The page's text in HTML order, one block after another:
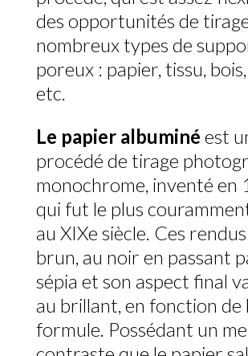
des opportunités de
nombreux types de
poreux : papier, tissu,
etc.
Le papier albuminé est
procédé de tirage
monochrome, inventé en
qui fut le plus
au XIXe siècle. Ces
brun, au noir en passant
sépia et son aspect final
au brillant, en fonction de
formule. Possédant un